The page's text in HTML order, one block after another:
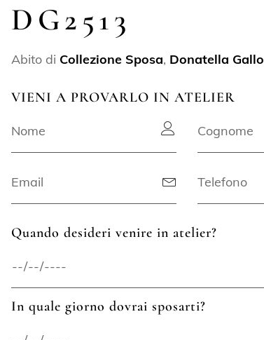
DG2513
Abito di Collezione Sposa, Donatella Gallo
VIENI A PROVARLO IN ATELIER
Quando desideri venire in atelier?
In quale giorno dovrai sposarti?